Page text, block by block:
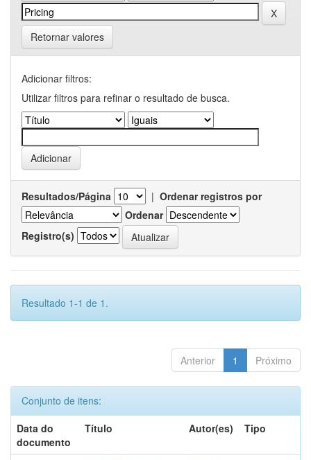
Retornar valores
Adicionar filtros:
Utilizar filtros para refinar o resultado de busca.
Resultados/Página | Ordenar registros por
Ordenar
Registro(s)
Resultado 1-1 de 1.
Anterior 1 Próximo
Conjunto de itens:
Data do
documento
Título Autor(es) Tipo